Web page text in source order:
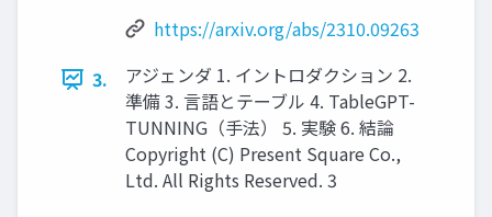
https://arxiv.org/abs/2310.09263
3.
アジェンダ 1. イントロダクション 2.
準備 3. 言語とテーブル 4. TableGPT-
TUNNING（手法） 5. 実験 6. 結論
Copyright (C) Present Square Co.,
Ltd. All Rights Reserved. 3